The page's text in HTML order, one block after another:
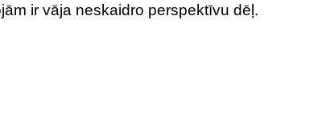
ir vāja neskaidro perspektīvu dēļ.